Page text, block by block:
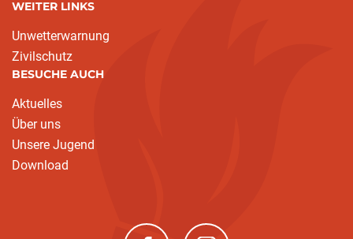
WEITER LINKS
Unwetterwarnung
Zivilschutz
BESUCHE AUCH
Aktuelles
Über uns
Unsere Jugend
Download